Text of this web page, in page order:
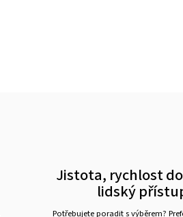
Jistota, rychlost
lidský
Potřebujete poradit s výběrem?